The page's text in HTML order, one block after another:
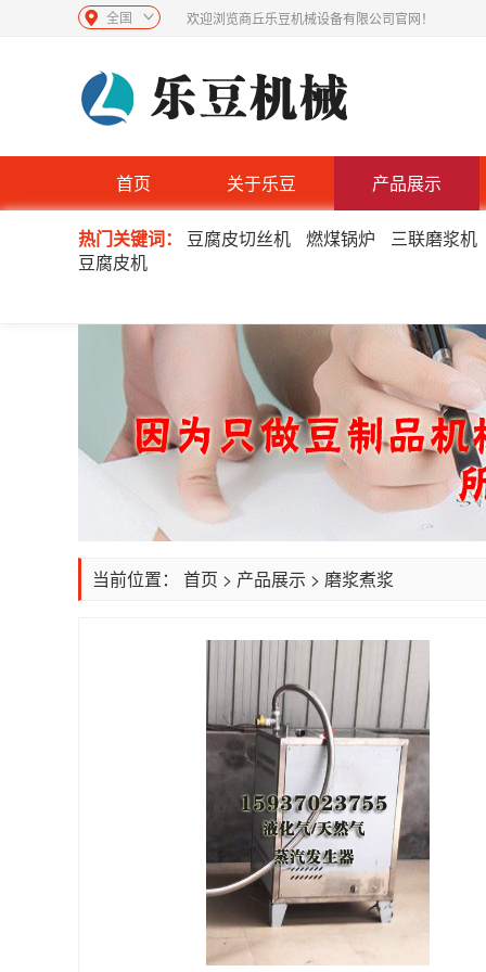
欢迎浏览商丘乐豆机械设备有限公司官网！
全国
首页 关于乐豆 产品展示
热门关键词： 豆腐皮切丝机 燃煤锅炉
三联磨浆机
豆腐皮机
当前位置： 首页 > 产品展示 > 磨浆煮浆